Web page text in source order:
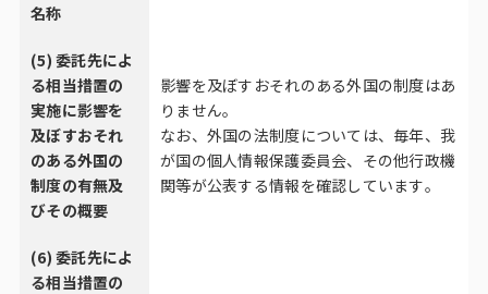
名称
(5) 委託先によ
る相当措置の
実施に影響を
及ぼすおそれ
のある外国の
制度の有無及
びその概要
影響を及ぼすおそれのある外国の制度はあ
りません。
なお、外国の法制度については、毎年、我
が国の個人情報保護委員会、その他行政機
関等が公表する情報を確認しています。
(6) 委託先によ
る相当措置の